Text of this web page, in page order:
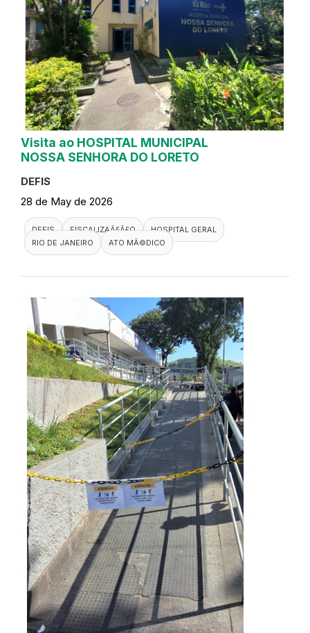
Visita ao HOSPITAL MUNICIPAL
NOSSA SENHORA DO LORETO
DEFIS
28 de May de 2026
DEFIS FISCALIZAÃ§Ã£O
HOSPITAL GERAL
RIO DE JANEIRO
ATO MÃ©DICO